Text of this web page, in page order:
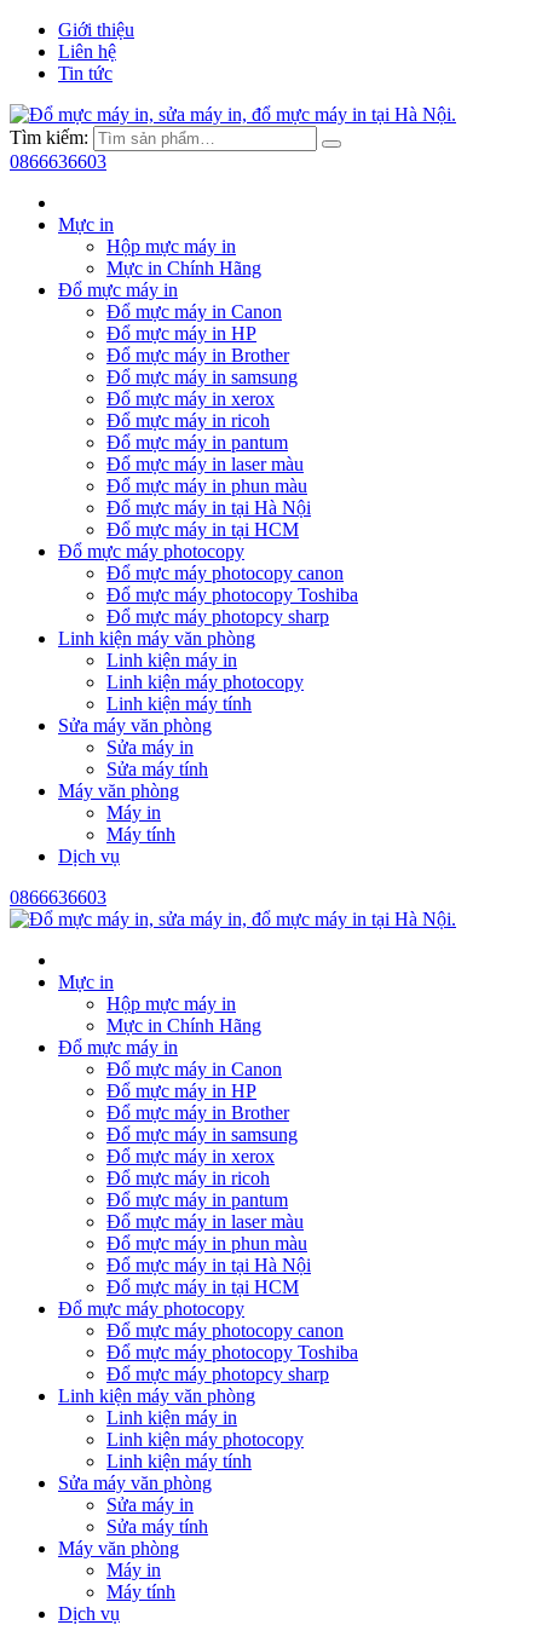
Giới thiệu
Liên hệ
Tin tức
Tìm kiếm:
0866636603
Mực in
Hộp mực máy in
Mực in Chính Hãng
Đổ mực máy in
Đổ mực máy in Canon
Đổ mực máy in HP
Đổ mực máy in Brother
Đổ mực máy in samsung
Đổ mực máy in xerox
Đổ mực máy in ricoh
Đổ mực máy in pantum
Đổ mực máy in laser màu
Đổ mực máy in phun màu
Đổ mực máy in tại Hà Nội
Đổ mực máy in tại HCM
Đổ mực máy photocopy
Đổ mực máy photocopy canon
Đổ mực máy photocopy Toshiba
Đổ mực máy photopcy sharp
Linh kiện máy văn phòng
Linh kiện máy in
Linh kiện máy photocopy
Linh kiện máy tính
Sửa máy văn phòng
Sửa máy in
Sửa máy tính
Máy văn phòng
Máy in
Máy tính
Dịch vụ
0866636603
Mực in
Hộp mực máy in
Mực in Chính Hãng
Đổ mực máy in
Đổ mực máy in Canon
Đổ mực máy in HP
Đổ mực máy in Brother
Đổ mực máy in samsung
Đổ mực máy in xerox
Đổ mực máy in ricoh
Đổ mực máy in pantum
Đổ mực máy in laser màu
Đổ mực máy in phun màu
Đổ mực máy in tại Hà Nội
Đổ mực máy in tại HCM
Đổ mực máy photocopy
Đổ mực máy photocopy canon
Đổ mực máy photocopy Toshiba
Đổ mực máy photopcy sharp
Linh kiện máy văn phòng
Linh kiện máy in
Linh kiện máy photocopy
Linh kiện máy tính
Sửa máy văn phòng
Sửa máy in
Sửa máy tính
Máy văn phòng
Máy in
Máy tính
Dịch vụ